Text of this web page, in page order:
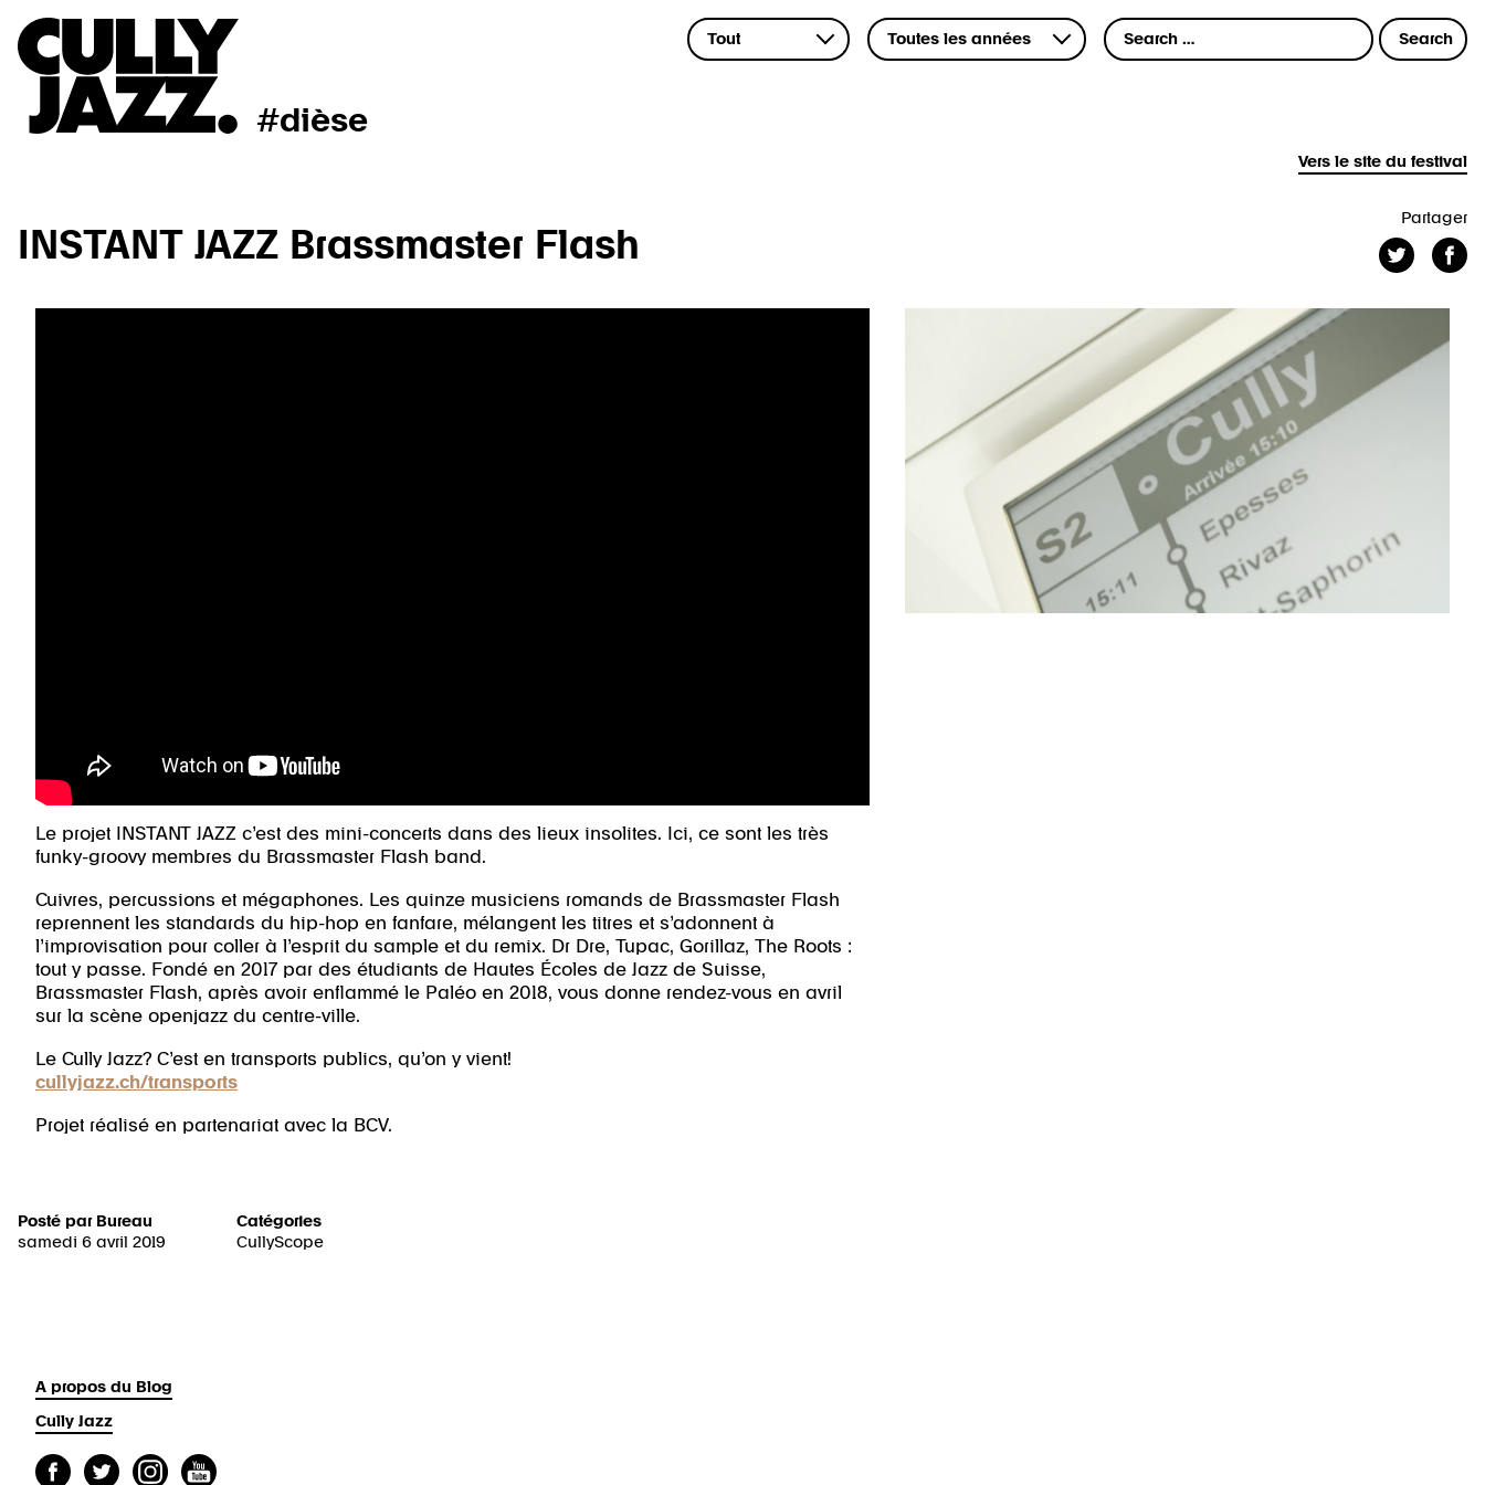
#dièse
Vers le site du festival
INSTANT JAZZ Brassmaster Flash
Partager
Le projet INSTANT JAZZ c’est des mini-concerts dans des lieux insolites. Ici, ce sont les très
funky-groovy membres du Brassmaster Flash band.
Cuivres, percussions et mégaphones. Les quinze musiciens romands de Brassmaster Flash
reprennent les standards du hip-hop en fanfare, mélangent les titres et s’adonnent à
l’improvisation pour coller à l’esprit du sample et du remix. Dr Dre, Tupac, Gorillaz, The Roots :
tout y passe. Fondé en 2017 par des étudiants de Hautes Écoles de Jazz de Suisse,
Brassmaster Flash, après avoir enflammé le Paléo en 2018, vous donne rendez-vous en avril
sur la scène openjazz du centre-ville.
Le Cully Jazz? C’est en transports publics, qu’on y vient!
cullyjazz.ch/transports
Projet réalisé en partenariat avec la BCV.
Posté par Bureau
samedi 6 avril 2019
Catégories
CullyScope
A propos du Blog
Cully Jazz